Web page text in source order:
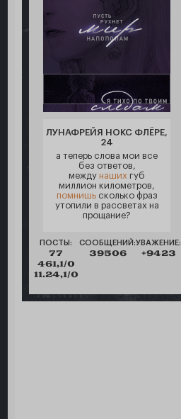
ЛУНАФРЕЙЯ НОКС ФЛЁРЕ,
24
а теперь слова мои все
без ответов,
между наших губ
миллион километров,
помнишьсколько фраз
утопили в рассветах на
прощание?
ПОСТЫ:
77
461,1/0
11.24,1/0
СООБЩЕНИЙ:
39506
УВАЖЕНИЕ:
+9423